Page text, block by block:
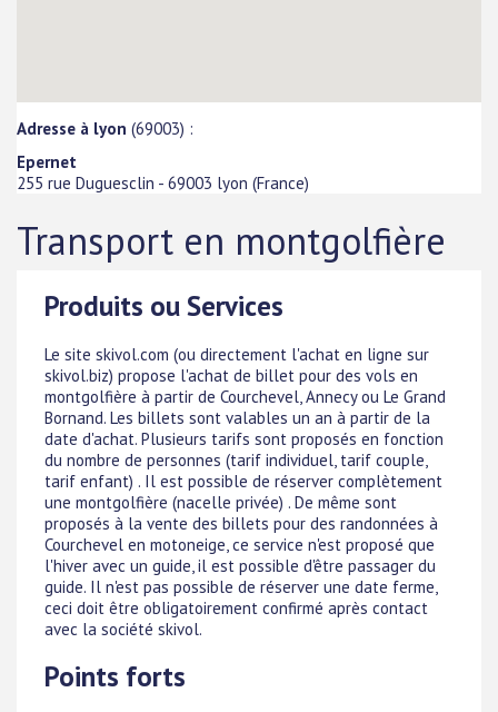
Adresse à lyon (69003) :
Epernet
255 rue Duguesclin - 69003 lyon (France)
Transport en montgolfière
Produits ou Services
Le site skivol.com (ou directement l'achat en ligne sur
skivol.biz) propose l'achat de billet pour des vols en
montgolfière à partir de Courchevel, Annecy ou Le Grand
Bornand. Les billets sont valables un an à partir de la
date d'achat. Plusieurs tarifs sont proposés en fonction
du nombre de personnes (tarif individuel, tarif couple,
tarif enfant) . Il est possible de réserver complètement
une montgolfière (nacelle privée) . De même sont
proposés à la vente des billets pour des randonnées à
Courchevel en motoneige, ce service n'est proposé que
l'hiver avec un guide, il est possible d'être passager du
guide. Il n'est pas possible de réserver une date ferme,
ceci doit être obligatoirement confirmé après contact
avec la société skivol.
Points forts